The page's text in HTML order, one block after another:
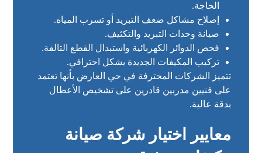
الحاجة.
إصلاح مشاكل ضعف التبريد أو تسرب المياه.
صيانة وحدات التبريد والتكثيف.
فحص الدوائر الكهربائية واستبدال القطع التالفة.
تركيب المكيفات الجديدة بشكل احترافي.
تتميز الشركات المحترفة في حي العارض بأنها تعتمد
على فنيين مدربين قادرين على تشخيص الأعطال
بدقة عالية.
معايير اختيار شركة صيانة